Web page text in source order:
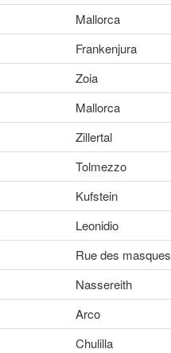
Mallorca
Frankenjura
Zoia
Mallorca
Zillertal
Tolmezzo
Kufstein
Leonidio
Rue des masques
Nassereith
Arco
Chulilla